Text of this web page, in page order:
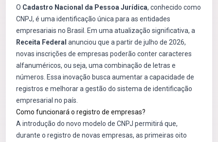
O Cadastro Nacional da Pessoa Jurídica, conhecido como
CNPJ, é uma identificação única para as entidades
empresariais no Brasil. Em uma atualização significativa, a
Receita Federal anunciou que a partir de julho de 2026,
novas inscrições de empresas poderão conter caracteres
alfanuméricos, ou seja, uma combinação de letras e
números. Essa inovação busca aumentar a capacidade de
registros e melhorar a gestão do sistema de identificação
empresarial no país.
Como funcionará o registro de empresas?
A introdução do novo modelo de CNPJ permitirá que,
durante o registro de novas empresas, as primeiras oito